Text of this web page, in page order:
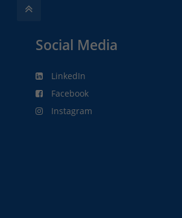
Social Media
LinkedIn
Facebook
Instagram